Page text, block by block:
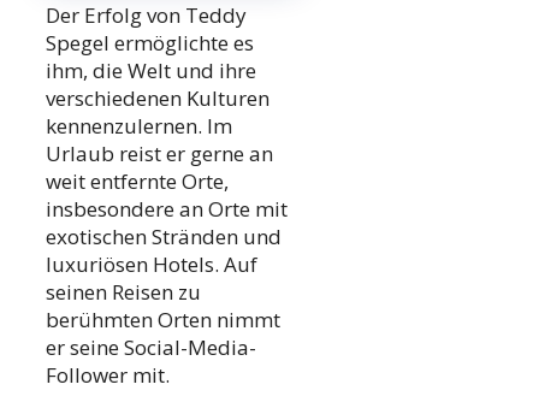
Der Erfolg von Teddy
Spegel ermöglichte es
ihm, die Welt und ihre
verschiedenen Kulturen
kennenzulernen. Im
Urlaub reist er gerne an
weit entfernte Orte,
insbesondere an Orte mit
exotischen Stränden und
luxuriösen Hotels. Auf
seinen Reisen zu
berühmten Orten nimmt
er seine Social-Media-
Follower mit.